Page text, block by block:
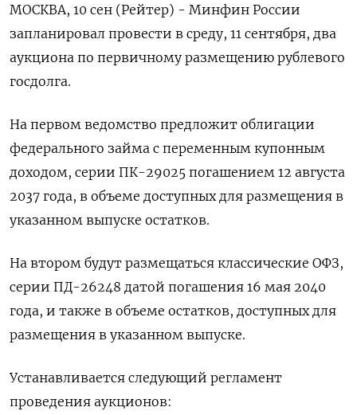
МОСКВА, 10 сен (Рейтер) - Минфин России
запланировал провести в среду, 11 сентября, два
аукциона по первичному размещению рублевого
госдолга.
На первом ведомство предложит облигации
федерального займа с переменным купонным
доходом, серии ПК-29025 погашением 12 августа
2037 года, в объеме доступных для размещения в
указанном выпуске остатков.
На втором будут размещаться классические ОФЗ,
серии ПД-26248 датой погашения 16 мая 2040
года, и также в объеме остатков, доступных для
размещения в указанном выпуске.
Устанавливается следующий регламент
проведения аукционов: